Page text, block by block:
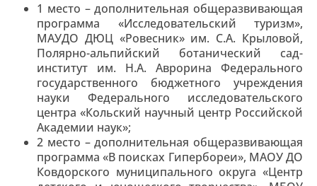
1 место – дополнительная общеразвивающая
программа «Исследовательский туризм»,
МАУДО ДЮЦ «Ровесник» им. С.А. Крыловой,
Полярно-альпийский ботанический сад-
институт им. Н.А. Аврорина Федерального
государственного бюджетного учреждения
науки Федерального исследовательского
центра «Кольский научный центр Российской
Академии наук»;
2 место – дополнительная общеразвивающая
программа «В поисках Гипербореи», МАОУ ДО
Ковдорского муниципального округа «Центр